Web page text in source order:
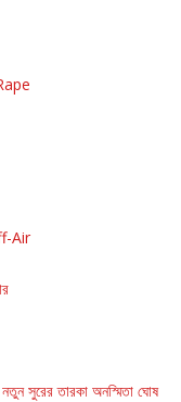
Air
সুরের তারকা অনস্মিতা ঘোষ